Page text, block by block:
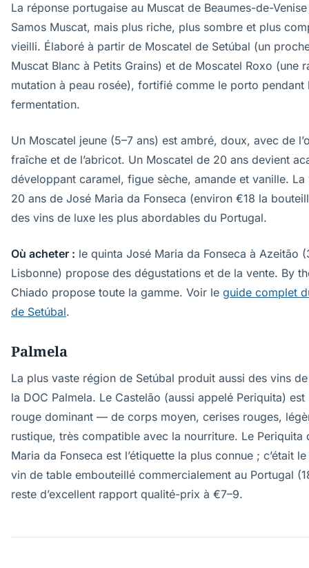
La réponse portugaise au Muscat de Beaumes-de-
Samos Muscat, mais plus riche, plus sombre et plus
vieilli. Élaboré à partir de Moscatel de Setúbal (un
Muscat Blanc à Petits Grains) et de Moscatel Roxo (une
mutation à peau rosée), fortifié comme le porto pendant
fermentation.
Un Moscatel jeune (5–7 ans) est ambré, doux, avec de
fraîche et de l’abricot. Un Moscatel de 20 ans devient
développant caramel, figue sèche, amande et vanille. La
20 ans de José Maria da Fonseca (environ €18 la
des vins de luxe les plus abordables du Portugal.
Où acheter : le quinta José Maria da Fonseca à Azeitão
Lisbonne) propose des dégustations et de la vente. By
Chiado propose toute la gamme. Voir le guide complet
de Setúbal.
Palmela
La plus vaste région de Setúbal produit aussi des vins
la DOC Palmela. Le Castelão (aussi appelé Periquita)
rouge dominant — de corps moyen, cerises rouges,
rustique, très compatible avec la nourriture. Le Periquita
Maria da Fonseca est l’étiquette la plus connue ; c’était
vin de table embouteillé commercialement au Portugal
reste d’excellent rapport qualité-prix à €7–9.